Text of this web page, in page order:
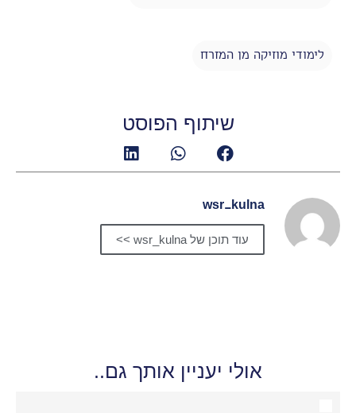
לימודי מוזיקה מן המזרח
שיתוף הפוסט
wsr_kulna
עוד תוכן של wsr_kulna >>
אולי יעניין אותך גם..